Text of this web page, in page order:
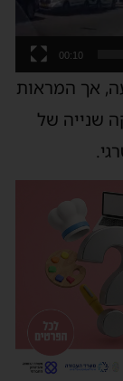
00:10
אך המראות
שנייה של